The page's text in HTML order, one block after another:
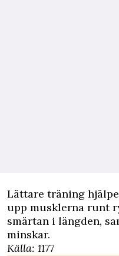
Lättare träning
upp musklerna runt
smärtan i längden,
minskar.
Källa: 1177